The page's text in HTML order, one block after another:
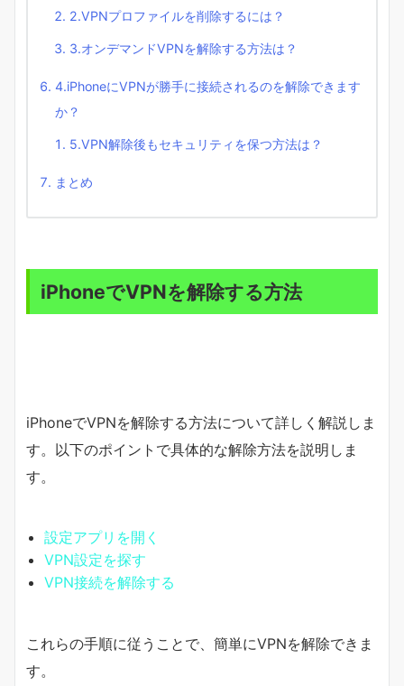
2.VPNプロファイルを削除するには？
3.オンデマンドVPNを解除する方法は？
4.iPhoneにVPNが勝手に接続されるのを解除できます
か？
5.VPN解除後もセキュリティを保つ方法は？
まとめ
iPhoneでVPNを解除する方法
iPhoneでVPNを解除する方法について詳しく解説しま
す。以下のポイントで具体的な解除方法を説明しま
す。
設定アプリを開く
VPN設定を探す
VPN接続を解除する
これらの手順に従うことで、簡単にVPNを解除できま
す。